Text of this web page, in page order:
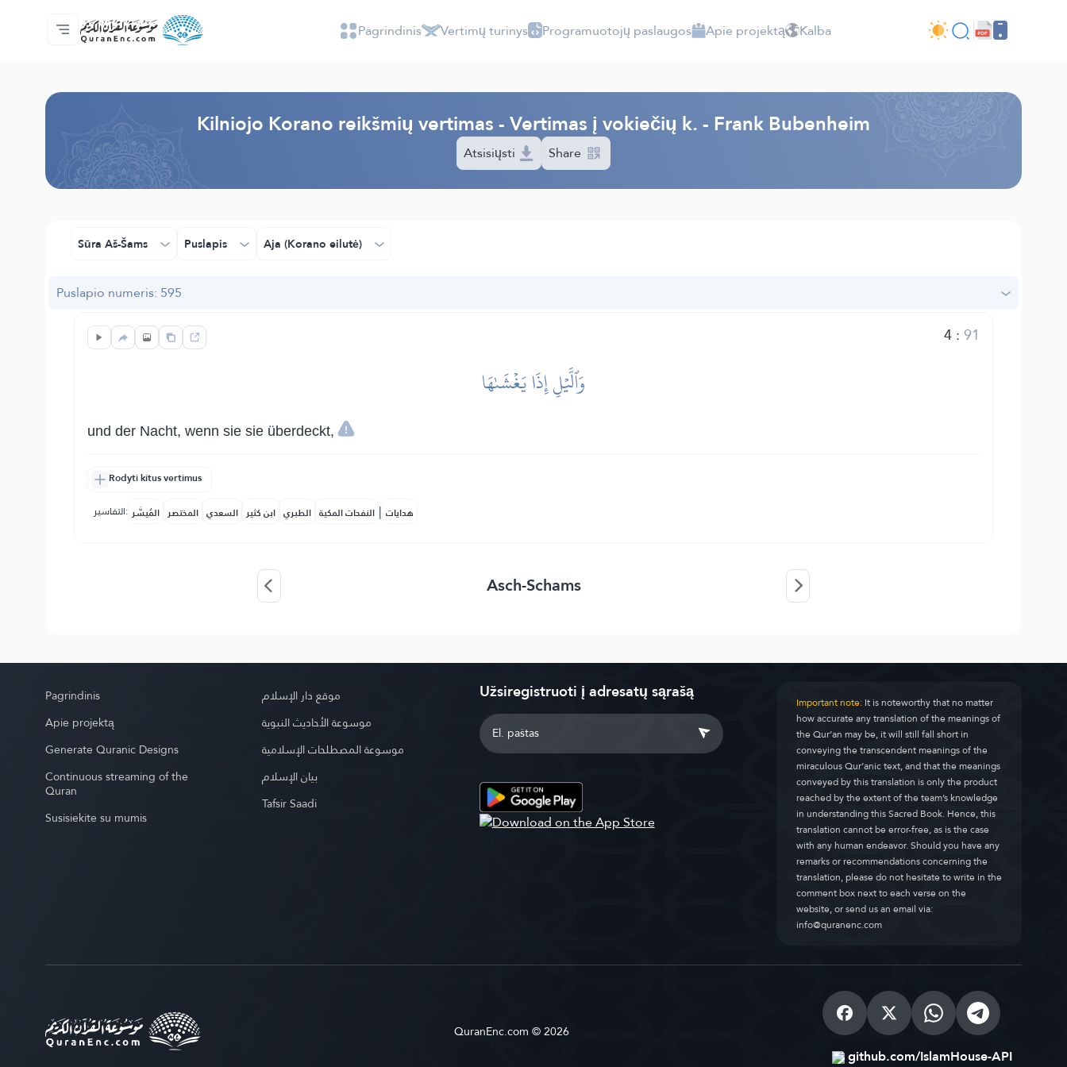
Pagrindinis
Vertimų turinys
Audio
Programuotojų paslaugos - API
Apie projektą
Susisiekite su mumis
Kalba Pagrindinis Vertimų turinys Programuotojų paslaugos Apie projektą Kalba
Kilniojo Korano reikšmių vertimas - Vertimas į vokiečių k. - Frank Bubenheim
Atsisiųsti Share
Sūra Aš-Šams Puslapis Aja (Korano eilutė)
Puslapio numeris: 595
4:91
وَٱلَّيۡلِ إِذَا يَغۡشَىٰهَا
und der Nacht, wenn sie sie überdeckt,
Rodyti kitus vertimus
التفاسير: المُيسَّر المختصر السعدي ابن كثير الطبري النفحات المكية | هدايات
Asch-Schams
Pagrindinis
Apie projektą
Generate Quranic Designs
Continuous streaming of the
Quran
Susisiekite su mumis
موقع دار الإسلام
موسوعة الأحاديث النبوية
موسوعة المصطلحات الإسلامية
بيان الإسلام
Tafsir Saadi
Užsiregistruoti į adresatų sąrašą Important note:It is noteworthy that no matter
how accurate any translation of the meanings of
the Qur’an may be, it will still fall short in
conveying the transcendent meanings of the
miraculous Qur’anic text, and that the meanings
conveyed by this translation is only the product
reached by the extent of the team’s knowledge
in understanding this Sacred Book. Hence, this
translation cannot be error-free, as is the case
with any human endeavor. Should you have any
remarks or recommendations concerning the
translation, please do not hesitate to write in the
comment box next to each verse on the
website, or send us an email via:
info@quranenc.com
QuranEnc.com © 2026
github.com/IslamHouse-API